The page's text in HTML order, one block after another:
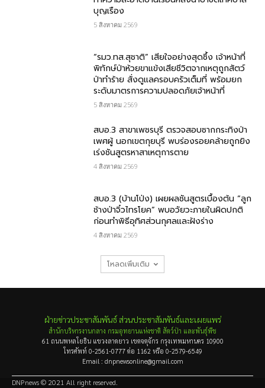
บุญเรือง
5 สิงหาคม 2569
“รมว.ทส.สุชาติ” เสียใจอย่างสุดซึ้ง เจ้าหน้าที่
พิทักษ์ป่าห้วยขาแข้งเสียชีวิตจากเหตุถูกสัตว์
ป่าทำร้าย สั่งดูแลครอบครัวเต็มที่ พร้อมยก
ระดับมาตรการความปลอดภัยเจ้าหน้าที่
5 สิงหาคม 2569
สบอ.3 สาขาเพชรบุรี ตรวจสอบซากกระทิงป่า
เพศผู้ นอกเขตกุยบุรี พบร่องรอยคล้ายถูกยิง
เร่งชันสูตรหาสาเหตุการตาย
4 สิงหาคม 2569
สบอ.3 (บ้านโป่ง) เผยผลชันสูตรเบื้องต้น “ลูก
ช้างป่าจิ๋วไทรโยค” พบอวัยวะภายในผิดปกติ
ก่อนทำพิธีอุทิศส่วนกุศลและฝังร่าง
4 สิงหาคม 2569
โหลดเพิ่มเติม
ฝ่ายข่าวประชาสัมพันธ์ ส่วนประชาสัมพันธ์และเผยแพร่
สำนักบริหารงานกลาง กรมอุทยานแห่งชาติ สัตว์ป่า และพันธุ์พืช
61 ถนนพหลโยธิน แขวงลาดยาว เขตจตุจักร กรุงเทพมหานคร 10900
โทรศัพท์ 0-2561-0777 ต่อ 1162 หรือ 0-2579-6549
Email : dnpnewsonline@gmail.com
DNPnews © 2021 All right reserved.